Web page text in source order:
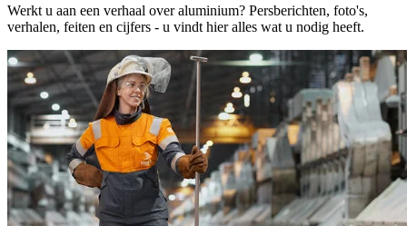
Werkt u aan een verhaal over aluminium? Persberichten, foto's,
verhalen, feiten en cijfers - u vindt hier alles wat u nodig heeft.